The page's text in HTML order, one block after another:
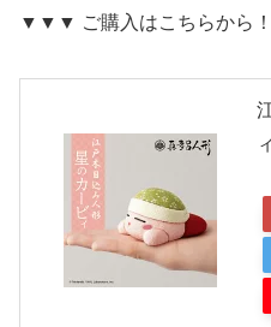
▼▼▼ ご購入はこちらか